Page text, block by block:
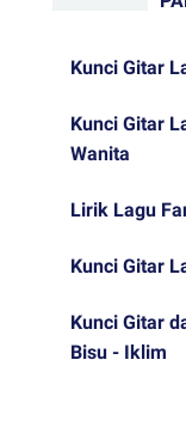
Kunci Gitar
Kunci Gitar
Wanita
Lirik Lagu
Kunci Gitar
Kunci Gitar
Bisu - Iklim